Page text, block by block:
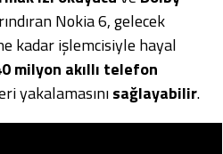
Nokia 6, gelecek
kadar işlemcisiyle hayal
milyon akıllı telefon
yakalamasınısağlayabilir.